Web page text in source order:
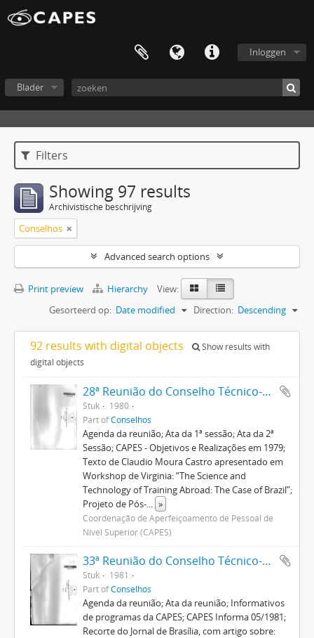
Inloggen
Blader
Filters
Showing 97 results
Archivistische beschrijving
Conselhos
Advanced search options
Print preview Hierarchy
View:
Gesorteerd op: Date modified Direction: Descending
92 results with digital objects
Show results with
digital objects
28ª Reunião do Conselho Técnico-Administrativo
Stuk
1980
Part ofConselhos
Agenda da reunião; Ata da 1ª sessão; Ata da 2ª
Sessão; CAPES - Objetivos e Realizações em 1979;
Texto de Claudio Moura Castro apresentado em
Workshop de Virginia: “The Science and
Technology of Training Abroad: The Case of Brazil”;
Projeto de Pós-... »
Coordenação de Aperfeiçoamento de Pessoal de
Nível Superior (CAPES)
33ª Reunião do Conselho Técnico-Administrativo
Stuk
1981
Part ofConselhos
Agenda da reunião; Ata da reunião; Informativos
de programas da CAPES; CAPES Informa 05/1981;
Recorte do Jornal de Brasília, com artigo sobre: